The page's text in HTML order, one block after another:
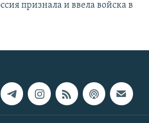
признала и ввела войска в